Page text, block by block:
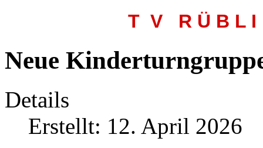
T V R Ü B L
Neue
Details
Erstellt: 12. April 2026